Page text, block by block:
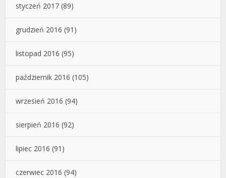
styczeń 2017 (89)
grudzień 2016 (91)
listopad 2016 (95)
październik 2016 (105)
wrzesień 2016 (94)
sierpień 2016 (92)
lipiec 2016 (91)
czerwiec 2016 (94)